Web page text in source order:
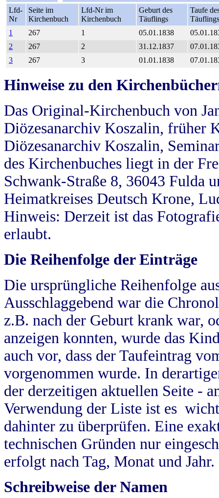
Lfd-
Nr
Seite im
Kirchenbuch
Lfd-Nr im
Kirchenbuch
Geburt des
Täuflings
Taufe
Täuflings
1
267 1 05.01.1838
2
267 2 31.12.1837
3
267 3 01.01.1838
Hinweise zu den
Das Original-Kirchenbuch von
Diözesanarchiv Koszalin, früher
Diözesanarchiv Koszalin,
des Kirchenbuches liegt in der
Schwank-Straße 8, 36043 Fulda
Heimatkreises Deutsch Krone,
Hinweis: Derzeit ist das
erlaubt.
Die Reihenfolge der Einträge
Die ursprüngliche Reihenfolge
Ausschlaggebend war die
z.B. nach der Geburt krank war,
anzeigen konnten, wurde das
auch vor, dass der Taufeintrag
vorgenommen wurde. In
der derzeitigen aktuellen Seite -
Verwendung der Liste ist es
dahinter zu überprüfen. Eine
technischen Gründen nur
erfolgt nach Tag, Monat und Jahr.
Schreibweise der Namen